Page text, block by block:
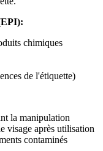
chimiques
de l'étiquette)
la manipulation
visage après utilisation
contaminés